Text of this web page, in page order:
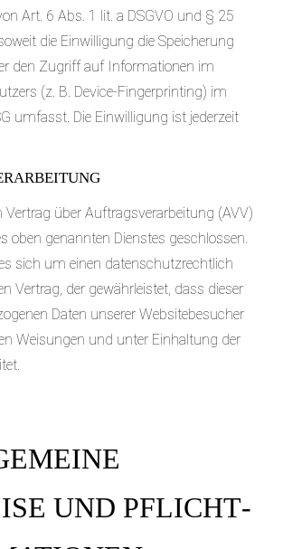
Art. 6 Abs. 1 lit. a DSGVO und § 25
die Einwilligung die Speicherung
den Zugriff auf Informationen im
(z. B. Device-Fingerprinting) im
umfasst. Die Einwilligung ist jederzeit
Vertrag über Auftragsverarbeitung (AVV)
oben genannten Dienstes geschlossen.
sich um einen datenschutzrechtlich
Vertrag, der gewährleistet, dass dieser
Daten unserer Websitebesucher
Weisungen und unter Einhaltung der
UND PFLICHT­